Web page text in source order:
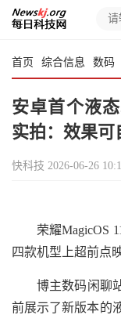
首页 综合信息 数码
安卓首个液
实拍：效果可
快科技 2026-06-26
荣耀MagicOS 11
四款机型上超前点
博主数码闲聊站
前展示了新版本的